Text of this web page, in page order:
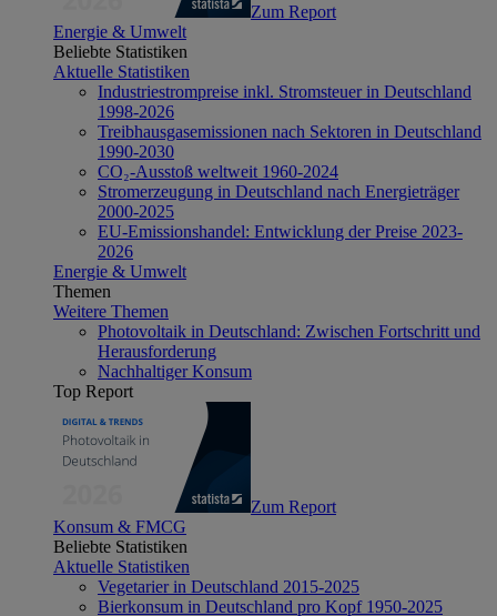
Zum Report
Energie & Umwelt
Beliebte Statistiken
Aktuelle Statistiken
Industriestrompreise inkl. Stromsteuer in Deutschland
1998-2026
Treibhausgasemissionen nach Sektoren in Deutschland
1990-2030
CO₂-Ausstoß weltweit 1960-2024
Stromerzeugung in Deutschland nach Energieträger
2000-2025
EU-Emissionshandel: Entwicklung der Preise 2023-
2026
Energie & Umwelt
Themen
Weitere Themen
Photovoltaik in Deutschland: Zwischen Fortschritt und
Herausforderung
Nachhaltiger Konsum
Top Report
Zum Report
Konsum & FMCG
Beliebte Statistiken
Aktuelle Statistiken
Vegetarier in Deutschland 2015-2025
Bierkonsum in Deutschland pro Kopf 1950-2025